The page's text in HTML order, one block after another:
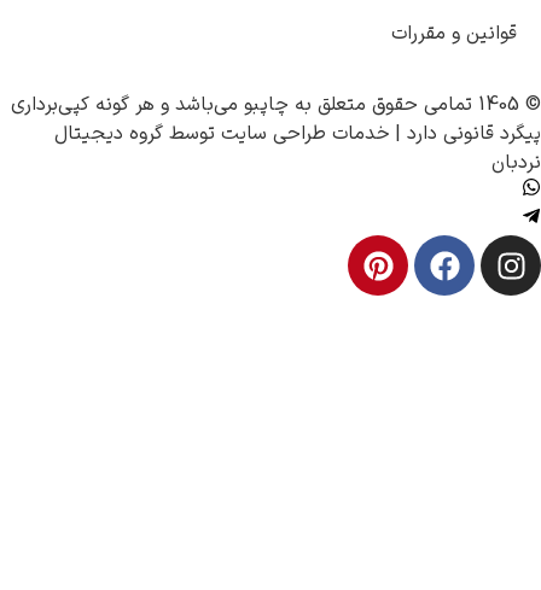
چاپبومی‌باشد و هر گونه کپی‌برداری
|خدمات طراحی سایتتوسطگروه دیجیتال